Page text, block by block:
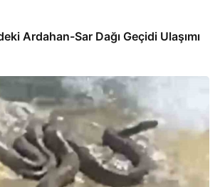
Ardahan-Sar Dağı Geçidi Ulaşımı